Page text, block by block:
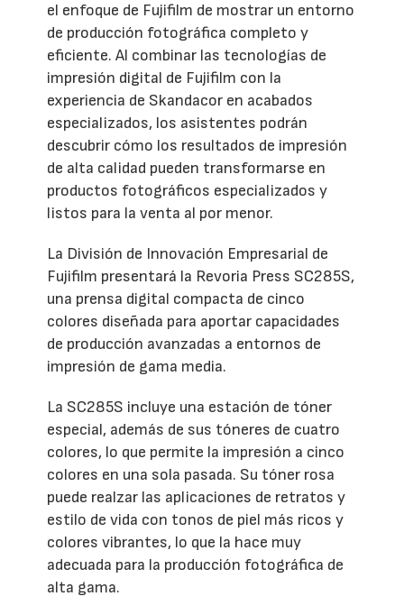
el enfoque de Fujifilm de mostrar un entorno
de producción fotográfica completo y
eficiente. Al combinar las tecnologías de
impresión digital de Fujifilm con la
experiencia de Skandacor en acabados
especializados, los asistentes podrán
descubrir cómo los resultados de impresión
de alta calidad pueden transformarse en
productos fotográficos especializados y
listos para la venta al por menor.
La División de Innovación Empresarial de
Fujifilm presentará la Revoria Press SC285S,
una prensa digital compacta de cinco
colores diseñada para aportar capacidades
de producción avanzadas a entornos de
impresión de gama media.
La SC285S incluye una estación de tóner
especial, además de sus tóneres de cuatro
colores, lo que permite la impresión a cinco
colores en una sola pasada. Su tóner rosa
puede realzar las aplicaciones de retratos y
estilo de vida con tonos de piel más ricos y
colores vibrantes, lo que la hace muy
adecuada para la producción fotográfica de
alta gama.